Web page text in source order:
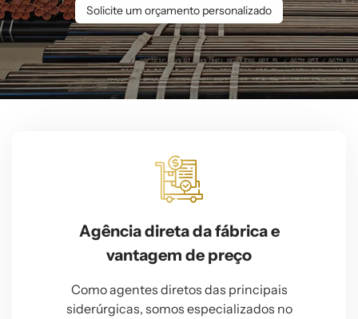
Solicite um orçamento personalizado
Agência direta da fábrica e
vantagem de preço
Como agentes diretos das principais
siderúrgicas, somos especializados no